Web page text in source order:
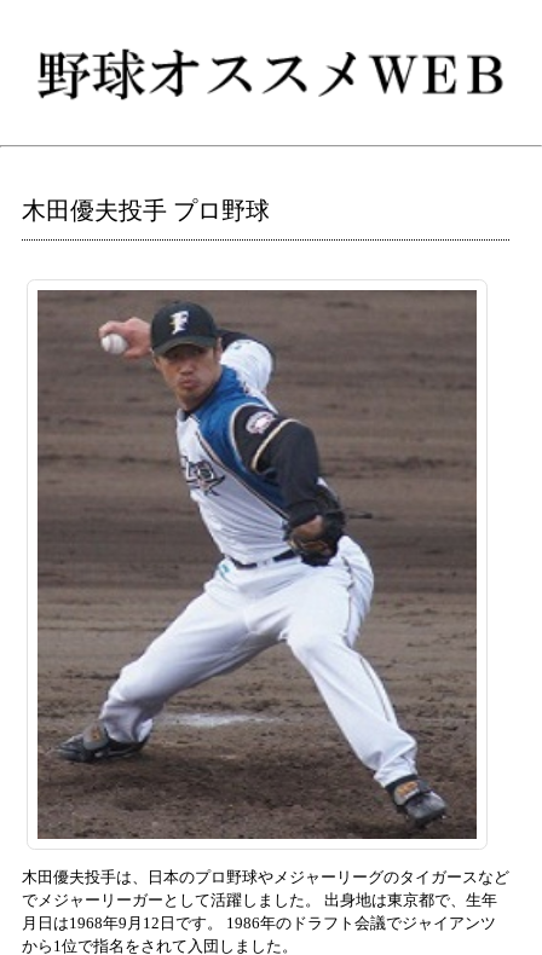
木田優夫投手 プロ野球
木田優夫投手は、日本のプロ野球やメジャーリーグのタイガースなど
でメジャーリーガーとして活躍しました。 出身地は東京都で、生年
月日は1968年9月12日です。 1986年のドラフト会議でジャイアンツ
から1位で指名をされて入団しました。